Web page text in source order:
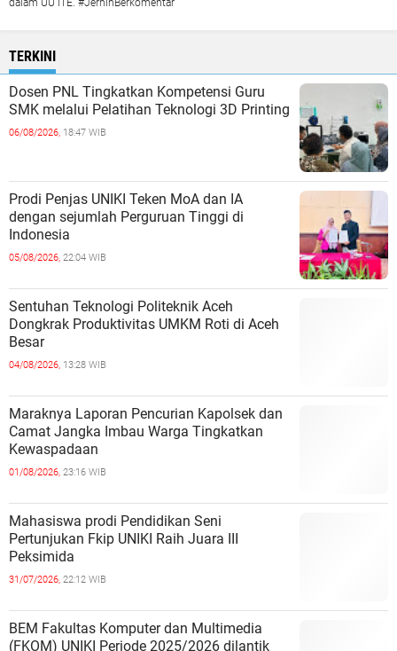
dalam UU ITE. #JernihBerkomentar
TERKINI
Dosen PNL Tingkatkan Kompetensi Guru
SMK melalui Pelatihan Teknologi 3D Printing
06/08/2026, 18:47 WIB
Prodi Penjas UNIKI Teken MoA dan IA
dengan sejumlah Perguruan Tinggi di
Indonesia
05/08/2026, 22:04 WIB
Sentuhan Teknologi Politeknik Aceh
Dongkrak Produktivitas UMKM Roti di Aceh
Besar
04/08/2026, 13:28 WIB
Maraknya Laporan Pencurian Kapolsek dan
Camat Jangka Imbau Warga Tingkatkan
Kewaspadaan
01/08/2026, 23:16 WIB
Mahasiswa prodi Pendidikan Seni
Pertunjukan Fkip UNIKI Raih Juara III
Peksimida
31/07/2026, 22:12 WIB
BEM Fakultas Komputer dan Multimedia
(FKOM) UNIKI Periode 2025/2026 dilantik